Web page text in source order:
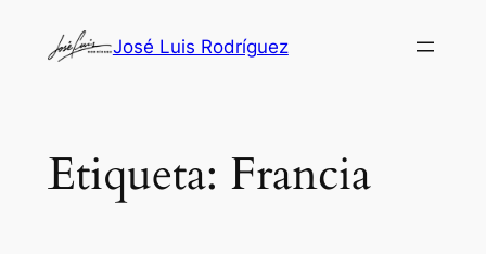
José Luis Rodríguez
Etiqueta: Francia